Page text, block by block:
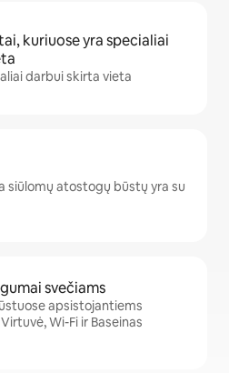
kuriuose yra specialiai
darbui skirta vieta
siūlomų atostogų būstų yra su
svečiams
apsistojantiems
Wi-Fi ir Baseinas